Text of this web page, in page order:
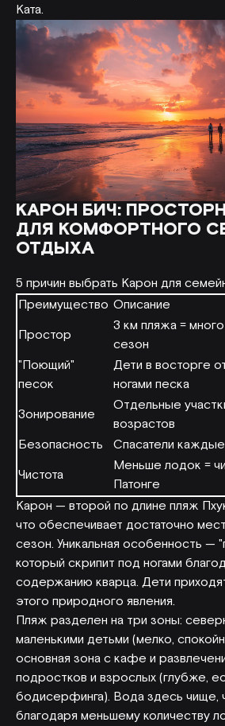
Ката.
КАРОН БИЧ:
ДЛЯ КОМФОРТНОГО
ОТДЫХА
5 причин выбрать Карон для
Преимущество Описание
Простор
3 км пляжа =
сезон
"Поющий"
песок
Дети в восторге
ногами песка
Зонирование
Отдельные
возрастов
Безопасность
Спасатели
Чистота
Меньше лодок =
Патонге
Карон — второй по длине пляж
что обеспечивает достаточно
сезон. Уникальная особенность —
который скрипит под ногами
содержанию кварца. Дети
этого природного явления.
Пляж разделен на три зоны:
маленькими детьми (мелко,
основная зона с кафе и
подростков и взрослых (глубже,
бодисерфинга). Вода здесь чище,
благодаря меньшему количеству